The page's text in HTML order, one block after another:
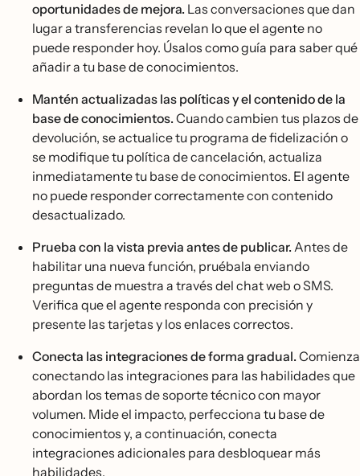
oportunidades de mejora. Las conversaciones que dan
lugar a transferencias revelan lo que el agente no
puede responder hoy. Úsalos como guía para saber qué
añadir a tu base de conocimientos.
Mantén actualizadas las políticas y el contenido de la
base de conocimientos.Cuando cambien tus plazos de
devolución, se actualice tu programa de fidelización o
se modifique tu política de cancelación, actualiza
inmediatamente tu base de conocimientos. El agente
no puede responder correctamente con contenido
desactualizado.
Prueba con la vista previa antes de publicar.Antes de
habilitar una nueva función, pruébala enviando
preguntas de muestra a través del chat web o SMS.
Verifica que el agente responda con precisión y
presente las tarjetas y los enlaces correctos.
Conecta las integraciones de forma gradual.Comienza
conectando las integraciones para las habilidades que
abordan los temas de soporte técnico con mayor
volumen. Mide el impacto, perfecciona tu base de
conocimientos y, a continuación, conecta
integraciones adicionales para desbloquear más
habilidades.